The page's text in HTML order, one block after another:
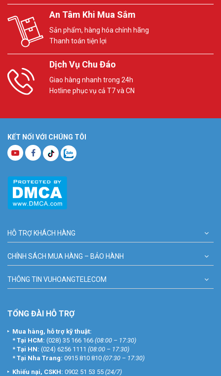
An Tâm Khi Mua Sắm
Sản phẩm, hàng hóa chính hãng
Thanh toán tiện lợi
Dịch Vụ Chu Đáo
Giao hàng nhanh trong 24h
Hotline phục vụ cả T7 và CN
KẾT NỐI VỚI CHÚNG TÔI
HỖ TRỢ KHÁCH HÀNG
CHÍNH SÁCH MUA HÀNG – BẢO HÀNH
THÔNG TIN VUHOANGTELECOM
TỔNG ĐÀI HỖ TRỢ
Mua hàng, hỗ trợ kỹ thuật:
* Tại HCM: (028) 35 166 166 (08:00 – 17:30)
* Tại HN: (024) 6256 1111 (08:00 – 17:30)
* Tại Nha Trang: 0915 810 810 (07:30 – 17:30)
Khiếu nại, CSKH: 0902 51 53 55 (24/7)